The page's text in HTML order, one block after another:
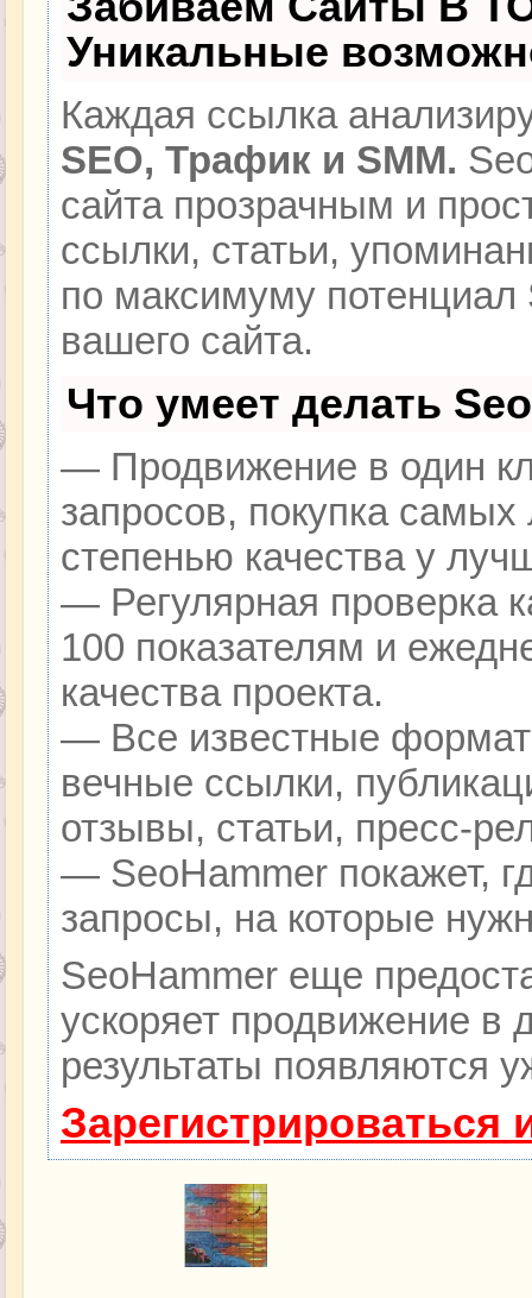
Уникальные
Каждая ссылка
SEO, Трафик и SMM.
сайта прозрачным и
ссылки, статьи,
по максимуму
вашего сайта.
Что умеет делать
— Продвижение в один
запросов, покупка
степенью качества у
— Регулярная проверка
100 показателям и
качества проекта.
— Все известные
вечные ссылки,
отзывы, статьи, пресс-
— SeoHammer покажет,
запросы, на которые
SeoHammer еще
ускоряет продвижение в
результаты появляются